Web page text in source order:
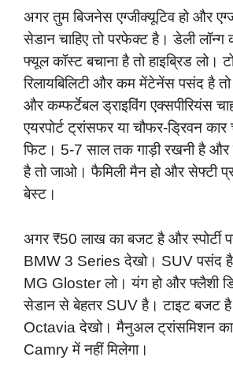
अगर तुम बिजनेस एग्जीक्यूटिव हो और
सेडान चाहिए तो परफेक्ट है। डेली
फ्यूल कॉस्ट बचाना है तो हाइब्रिड लो।
रिलायबिलिटी और कम मेंटेनेंस पसंद है
और कम्फर्टेबल ड्राइविंग एक्सपीरियंस
एयरपोर्ट ट्रांसफर या चौफर-ड्रिवन कार
फिट। 5-7 साल तक गाड़ी रखनी है और
है तो जाओ। फैमिली मैन हो और सेफ्टी
बेस्ट।
अगर ₹50 लाख का बजट है और स्पोर्टी
BMW 3 Series देखो। SUV पसंद है
MG Gloster लो। यंग हो और फ्लैशी
सेडान से बेहतर SUV है। टाइट बजट है
Octavia देखो। मैनुअल ट्रांसमिशन का
Camry में नहीं मिलेगा।